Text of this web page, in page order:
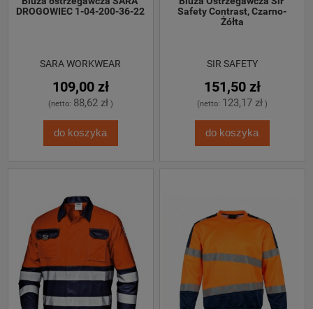
DROGOWIEC 1-04-200-36-22
SARA WORKWEAR
109,00 zł
(netto: 88,62 zł)
do koszyka
Safety Contrast, Czarno-
Żółta
SIR SAFETY
151,50 zł
(netto: 123,17 zł)
do koszyka